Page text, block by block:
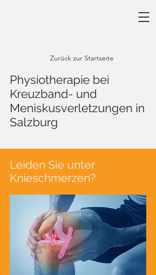
Zurück zur Startseite
Physiotherapie bei
Kreuzband- und
Meniskusverletzungen in
Salzburg
Leiden Sie unter
Knieschmerzen?